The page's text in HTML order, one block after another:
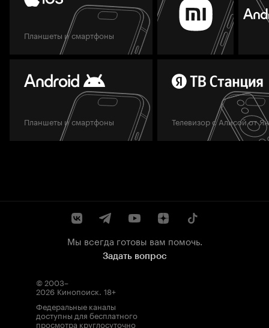
Планшеты и смартфоны
Планшеты и смартфоны Телевизор с Алисой от
Мы всегда готовы вам помочь.
Задать вопрос
© 2003–
2026 Кинопоиск. 18+
Федеральные каналы
доступны для бесплатного
просмотра круглосуточно